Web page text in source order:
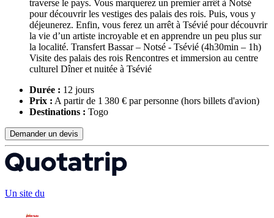
traverse le pays. Vous marquerez un premier arrêt à Notsé
pour découvrir les vestiges des palais des rois. Puis, vous y
déjeunerez. Enfin, vous ferez un arrêt à Tsévié pour découvrir
la vie d’un artiste incroyable et en apprendre un peu plus sur
la localité. Transfert Bassar – Notsé - Tsévié (4h30min – 1h)
Visite des palais des rois Rencontres et immersion au centre
culturel Dîner et nuitée à Tsévié
Durée : 12 jours
Prix : A partir de 1 380 € par personne (hors billets d'avion)
Destinations : Togo
Demander un devis
Un site du